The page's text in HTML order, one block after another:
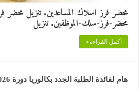
محضر-فرز-اسلاك-المساعدين. تنزيل محضر-
محضر-فرز-سلك-الموظفين. تنزيل
أكمل القراءة »
هام لفائدة الطلبة الجدد بكالوريا دورة 2026